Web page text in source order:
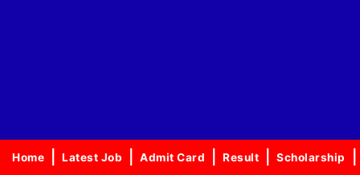
Home Latest Job Admit Card Result Scholarship